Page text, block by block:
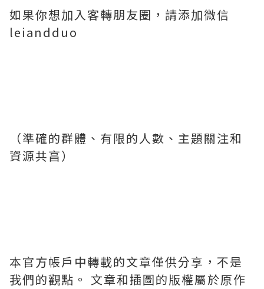
如果你想加入客轉朋友圈，請添加微信
leiandduo
（準確的群體、有限的人數、主題關注和
資源共亯）
本官方帳戶中轉載的文章僅供分享，不是
我們的觀點。 文章和插圖的版權屬於原作